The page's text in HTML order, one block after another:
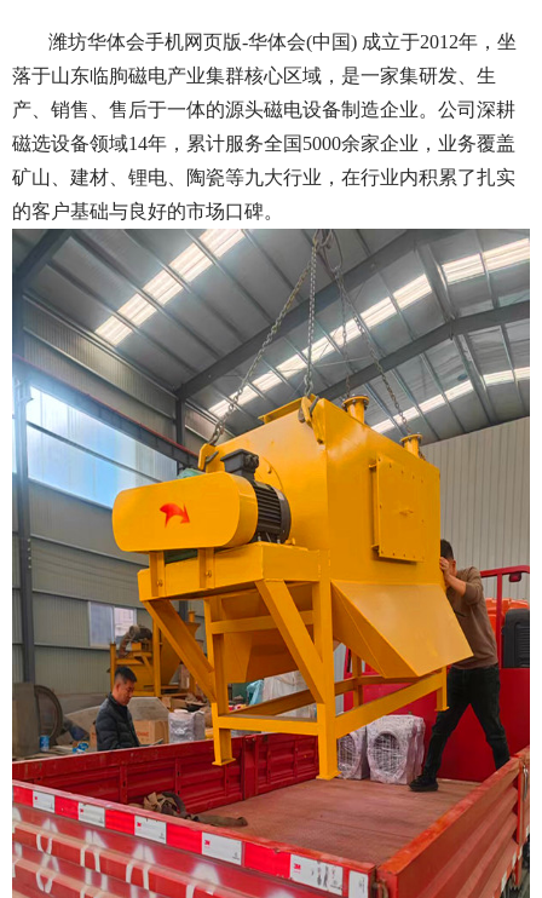
潍坊华体会手机网页版-华体会(中国) 成立于2012年，坐
落于山东临朐磁电产业集群核心区域，是一家集研发、生
产、销售、售后于一体的源头磁电设备制造企业。公司深耕
磁选设备领域14年，累计服务全国5000余家企业，业务覆盖
矿山、建材、锂电、陶瓷等九大行业，在行业内积累了扎实
的客户基础与良好的市场口碑。